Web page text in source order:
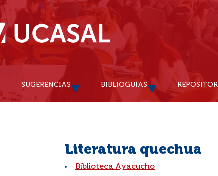
SUGERENCIAS BIBLIOGUÍAS
Literatura quechua
Biblioteca Ayacucho